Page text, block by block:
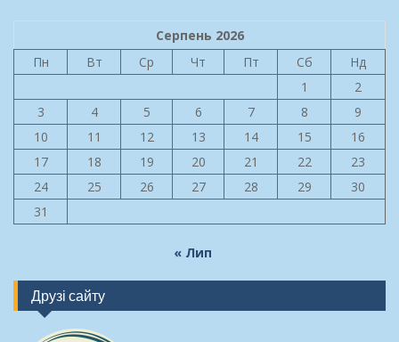
Серпень 2026
Пн
Вт Ср Чт Пт Сб
Нд
1
2
3
4 5 6 7 8
9
10
11 12 13 14 15
16
17
18 19 20 21 22
23
24
25 26 27 28 29
30
31
« Лип
Друзі сайту